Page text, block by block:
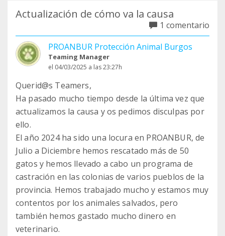
Actualización de cómo va la causa
1 comentario
PROANBUR Protección Animal Burgos
Teaming Manager
el 04/03/2025 a las 23:27h
Querid@s Teamers,
Ha pasado mucho tiempo desde la última vez que
actualizamos la causa y os pedimos disculpas por
ello.
El año 2024 ha sido una locura en PROANBUR, de
Julio a Diciembre hemos rescatado más de 50
gatos y hemos llevado a cabo un programa de
castración en las colonias de varios pueblos de la
provincia. Hemos trabajado mucho y estamos muy
contentos por los animales salvados, pero
también hemos gastado mucho dinero en
veterinario.